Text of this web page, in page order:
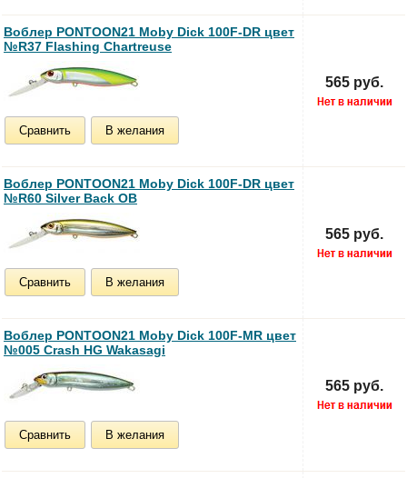
Воблер PONTOON21 Moby Dick 100F-DR цвет
№R37 Flashing Chartreuse
Сравнить В желания
565 руб.
Воблер PONTOON21 Moby Dick 100F-DR цвет
№R60 Silver Back OB
Сравнить В желания
565 руб.
Воблер PONTOON21 Moby Dick 100F-MR цвет
№005 Crash HG Wakasagi
Сравнить В желания
565 руб.